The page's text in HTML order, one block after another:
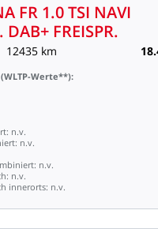
FR 1.0TSI NAVI
DAB+ FREISPR.
12435 km
(WLTP-Werte**):
n.v.
n.v.
n.v.
n.v.
innerorts: n.v.